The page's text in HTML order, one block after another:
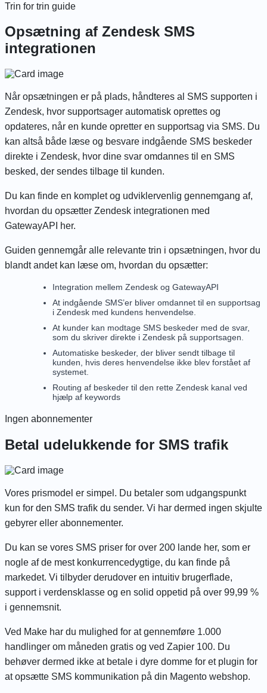
Trin for trin guide
Opsætning af Zendesk SMS
integrationen
Når opsætningen er på plads, håndteres al SMS supporten i
Zendesk, hvor supportsager automatisk oprettes og
opdateres, når en kunde opretter en supportsag via SMS. Du
kan altså både læse og besvare indgående SMS beskeder
direkte i Zendesk, hvor dine svar omdannes til en SMS
besked, der sendes tilbage til kunden.
Du kan finde en komplet og udviklervenlig gennemgang af,
hvordan du opsætter Zendesk integrationen med
GatewayAPI
her.
Guiden gennemgår alle relevante trin i opsætningen, hvor du
blandt andet kan læse om, hvordan du opsætter:
Integration mellem Zendesk og GatewayAPI
At indgående SMS’er bliver omdannet til en supportsag
i Zendesk med kundens henvendelse.
At kunder kan modtage SMS beskeder med de svar,
som du skriver direkte i Zendesk på supportsagen.
Automatiske beskeder, der bliver sendt tilbage til
kunden, hvis deres henvendelse ikke blev forstået af
systemet.
Routing af beskeder til den rette Zendesk kanal ved
hjælp af keywords
Ingen abonnementer
Betal udelukkende for SMS trafik
Vores prismodel er simpel. Du betaler som udgangspunkt
kun for den SMS trafik du sender. Vi har dermed ingen skjulte
gebyrer eller abonnementer.
Du kan se vores SMS priser for over 200 lande her, som er
nogle af de mest konkurrencedygtige, du kan finde på
markedet. Vi tilbyder derudover en intuitiv brugerflade,
support i verdensklasse og en solid oppetid på over 99,99 %
i gennemsnit.
Ved Make har du mulighed for at gennemføre 1.000
handlinger om måneden gratis og ved Zapier 100. Du
behøver dermed ikke at betale i dyre domme for et plugin for
at opsætte SMS kommunikation på din Magento webshop.